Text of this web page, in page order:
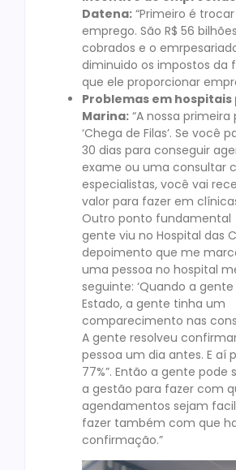
Datena: “Primeiro é
emprego. São R$ 56
cobrados e o
diminuido os impostos da
que ele proporcionar
Problemas em hospitais
Marina: “A nossa
‘Chega de Filas’. Se você
30 dias para conseguir
exame ou uma consultar
especialistas, você vai
valor para fazer em
Outro ponto fundamental
gente viu no Hospital das
depoimento que me
uma pessoa no hospital
seguinte: ‘Quando a
Estado, a gente tinha um
comparecimento nas
A gente resolveu
pessoa um dia antes. E aí
77%”. Então a gente pode
a gestão para fazer com
agendamentos sejam
fazer também com que
confirmação.”